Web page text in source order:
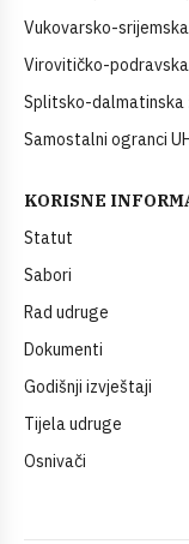
Vukovarsko-
Virovitičko-
Splitsko-dalmatinska
Samostalni ogranci
KORISNE
Statut
Sabori
Rad udruge
Dokumenti
Godišnji izvještaji
Tijela udruge
Osnivači